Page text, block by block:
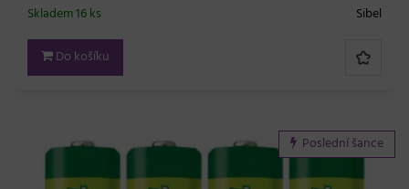
Sibel
Skladem 16 ks
Do košíku
Poslední šance